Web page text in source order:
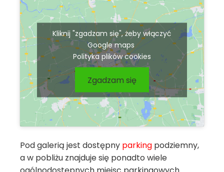
Kliknij "zgadzam się", żeby włączyć
Google maps
Polityka plików cookies
Zgadzam się
Pod galerią jest dostępny parking podziemny,
a w pobliżu znajduje się ponadto wiele